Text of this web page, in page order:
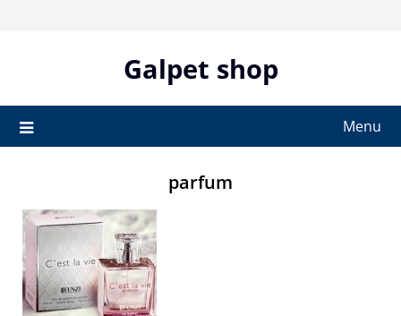
Galpet shop
Menu
parfum